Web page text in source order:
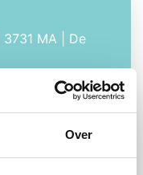
Over
3731 MA | De